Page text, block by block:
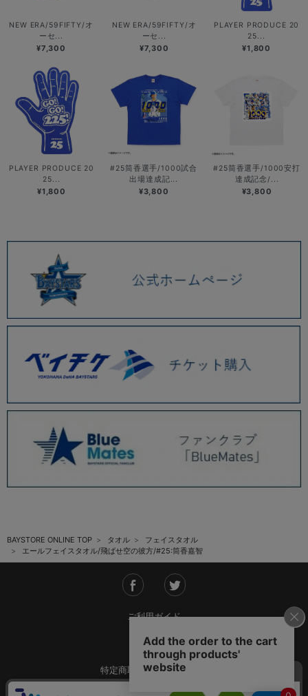
NEW ERA/59FIFTY/オ
ーセ...
¥7,300
NEW ERA/59FIFTY/オ
ーセ...
¥7,300
PLAYER PRODUCE 20
25...
¥1,800
PLAYER PRODUCE 20
25...
¥1,800
#25筒香選手/1000試合
出場達成記...
¥3,800
#25筒香選手/1000安打
達成記念/...
¥3,800
BAYSTORE ONLINE TOP タオル
フェイスタオル
エールフェイスタオル/飛ばせ空の彼方/#25:筒香嘉智
ご利用ガイド
会社概要
特定商取引法に基づく表記